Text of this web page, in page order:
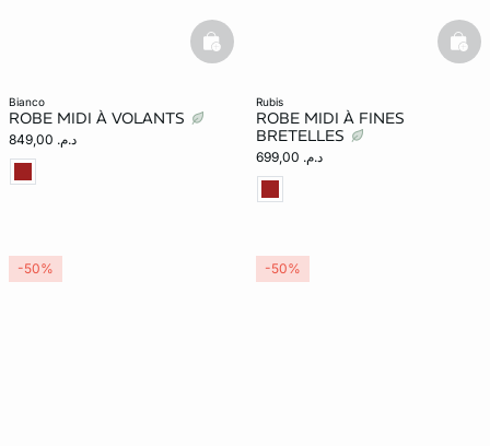
bianco
ROBE MIDI À VOLANTS
د.م. 849,00
basketfull
rubis
ROBE MIDI À FINES
BRETELLES
د.م. 699,00
-50% -50%